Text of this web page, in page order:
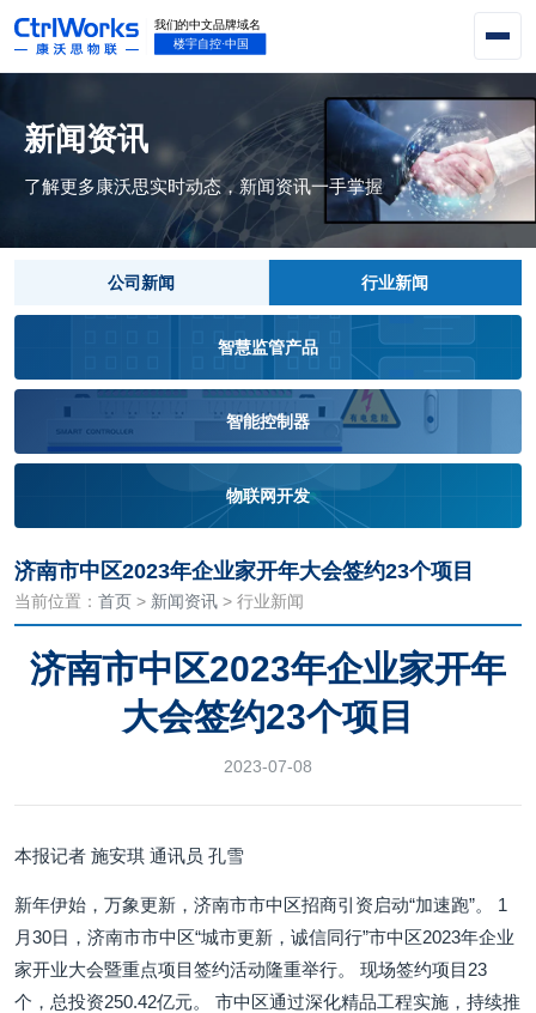
新闻资讯
了解更多康沃思实时动态，新闻资讯一手掌握
公司新闻 行业新闻
智慧监管产品
智能控制器
物联网开发
济南市中区2023年企业家开年大会签约23个项目
当前位置： 首页 > 新闻资讯 > 行业新闻
济南市中区2023年企业家开年
大会签约23个项目
2023-07-08
本报记者 施安琪 通讯员 孔雪
新年伊始，万象更新，济南市市中区招商引资启动“加速跑”。 1
月30日，济南市市中区“城市更新，诚信同行”市中区2023年企业
家开业大会暨重点项目签约活动隆重举行。 现场签约项目23
个，总投资250.42亿元。 市中区通过深化精品工程实施，持续推